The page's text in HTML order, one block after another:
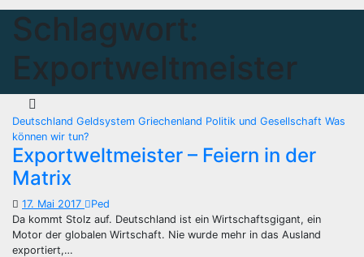
Schlagwort:
Exportweltmeister
Deutschland Geldsystem Griechenland Politik und Gesellschaft Was
können wir tun?
Exportweltmeister – Feiern in der
Matrix
17. Mai 2017
Ped
Da kommt Stolz auf. Deutschland ist ein Wirtschaftsgigant, ein
Motor der globalen Wirtschaft. Nie wurde mehr in das Ausland
exportiert,…